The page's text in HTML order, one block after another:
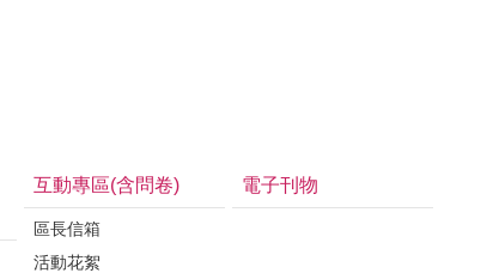
互動專區(含問卷)
區長信箱
活動花絮
電子刊物